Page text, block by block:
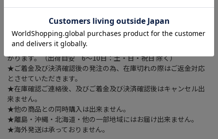
外形寸法 幅 54 × 奥行き 54 × 高さ 2082 （mm）、総耐荷重
200kg、質量 約5.5kg、付属品 －
★ご注文確認後に在庫状況をお調べいたします。
★ご着金及び決済確認後の発注のため、お届けまでにお時間が掛
かります。（出荷目安 6～10日：土・日・祝日 除く）
★ご着金及び決済確認後の発注の為、在庫切れの際はご返金対応
とさせていただきます。
★在庫確認ご連絡後、及びご着金及び決済確認後はキャンセル出
来ません。
★他の商品との同時購入は出来ません。
★離島・沖縄・北海道・他の一部地域にはお届け出来ません。
★海外発送は承っておりません。